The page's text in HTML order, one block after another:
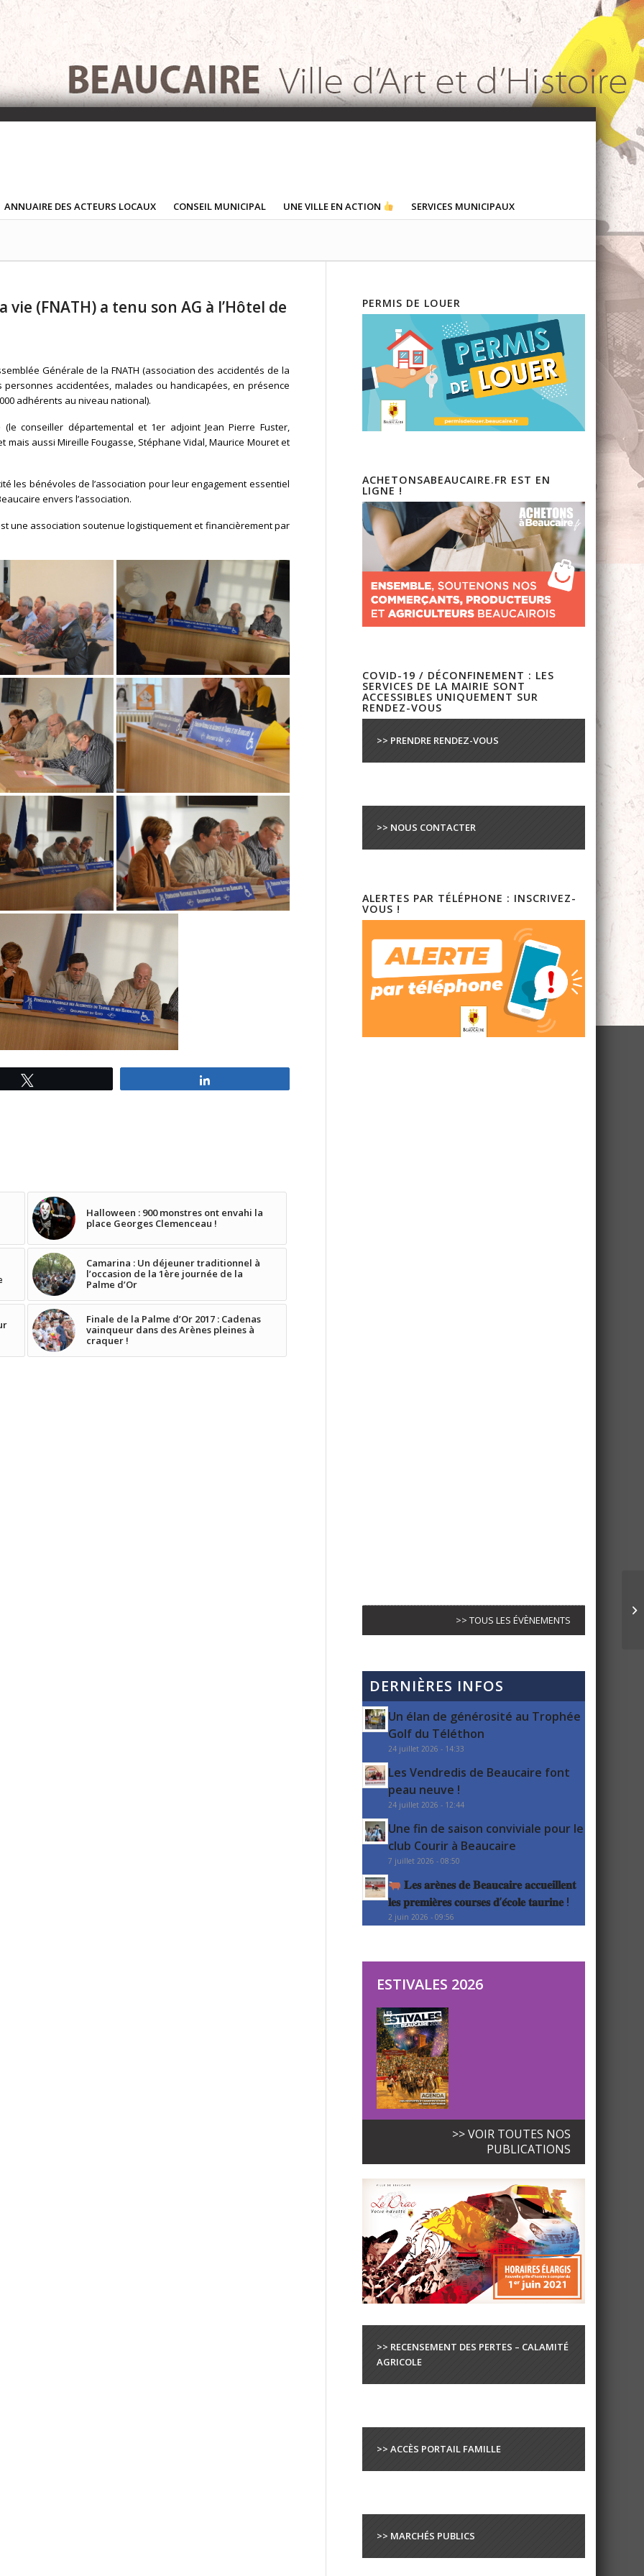
ANNUAIRE DES ACTEURS LOCAUX CONSEIL MUNICIPAL UNE VILLE EN ACTION SERVICES MUNICIPAUX
vie (FNATH) a tenu son AG à l’Hôtel de
Générale de la FNATH (association des accidentés de la
accidentées, malades ou handicapées, en présence
adhérents au niveau national).
conseiller départemental et 1er adjoint Jean Pierre Fuster,
mais aussi Mireille Fougasse, Stéphane Vidal, Maurice Mouret et
les bénévoles de l’association pour leur engagement essentiel
envers l’association.
une association soutenue logistiquement et financièrement par
Halloween : 900 monstres ont envahi la
place Georges Clemenceau !
Camarina : Un déjeuner traditionnel à
l’occasion de la 1ère journée de la
Palme d’Or
Finale de la Palme d’Or 2017 : Cadenas
vainqueur dans des Arènes pleines à
craquer !
PERMIS DE LOUER
ACHETONSABEAUCAIRE.FR EST EN
LIGNE !
COVID-19 / DÉCONFINEMENT : LES
SERVICES DE LA MAIRIE SONT
ACCESSIBLES UNIQUEMENT SUR
RENDEZ-VOUS
>> PRENDRE RENDEZ-VOUS
>> NOUS CONTACTER
ALERTES PAR TÉLÉPHONE : INSCRIVEZ-
VOUS !
>> TOUS LES ÉVÈNEMENTS
DERNIÈRES INFOS
Un élan de générosité au Trophée
Golf du Téléthon
24 juillet 2026 - 14:33
Les Vendredis de Beaucaire font
peau neuve !
24 juillet 2026 - 12:44
Une fin de saison conviviale pour le
club Courir à Beaucaire
7 juillet 2026 - 08:50
𝐋𝐞𝐬 𝐚𝐫𝐞̀𝐧𝐞𝐬 𝐝𝐞 𝐁𝐞𝐚𝐮𝐜𝐚𝐢𝐫𝐞 𝐚𝐜𝐜𝐮𝐞𝐢𝐥𝐥𝐞𝐧𝐭
𝐥𝐞𝐬 𝐩𝐫𝐞𝐦𝐢𝐞̀𝐫𝐞𝐬 𝐜𝐨𝐮𝐫𝐬𝐞𝐬 𝐝’𝐞́𝐜𝐨𝐥𝐞 𝐭𝐚𝐮𝐫𝐢𝐧𝐞 !
2 juin 2026 - 09:56
ESTIVALES 2026
>> VOIR TOUTES NOS
PUBLICATIONS
>> RECENSEMENT DES PERTES – CALAMITÉ
AGRICOLE
>> ACCÈS PORTAIL FAMILLE
>> MARCHÉS PUBLICS